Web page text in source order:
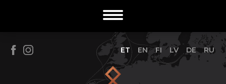
ET EN FI LV DE RU